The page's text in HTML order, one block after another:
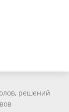
решений